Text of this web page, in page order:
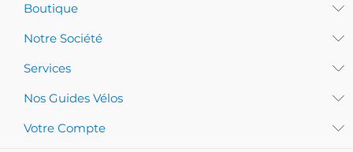
Boutique
Notre Société
Services
Nos Guides Vélos
Votre Compte